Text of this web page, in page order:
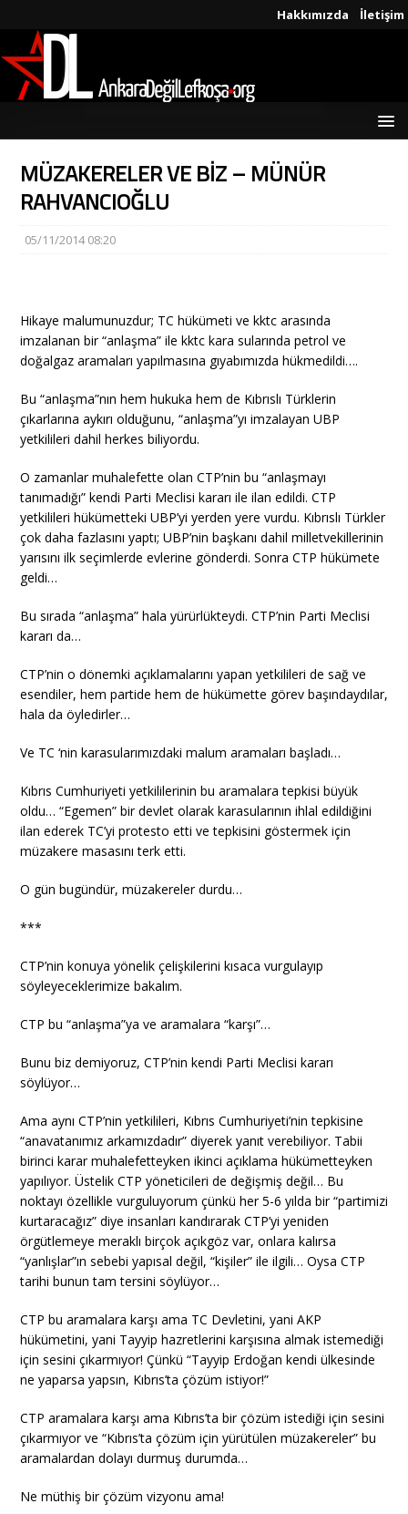
Hakkımızda İletişim
MÜZAKERELER VE BİZ – MÜNÜR
RAHVANCIOĞLU
05/11/2014 08:20
Hikaye malumunuzdur; TC hükümeti ve kktc arasında
imzalanan bir “anlaşma” ile kktc kara sularında petrol ve
doğalgaz aramaları yapılmasına gıyabımızda hükmedildi….
Bu “anlaşma”nın hem hukuka hem de Kıbrıslı Türklerin
çıkarlarına aykırı olduğunu, “anlaşma”yı imzalayan UBP
yetkilileri dahil herkes biliyordu.
O zamanlar muhalefette olan CTP’nin bu “anlaşmayı
tanımadığı” kendi Parti Meclisi kararı ile ilan edildi. CTP
yetkilileri hükümetteki UBP’yi yerden yere vurdu. Kıbrıslı Türkler
çok daha fazlasını yaptı; UBP’nin başkanı dahil milletvekillerinin
yarısını ilk seçimlerde evlerine gönderdi. Sonra CTP hükümete
geldi…
Bu sırada “anlaşma” hala yürürlükteydi. CTP’nin Parti Meclisi
kararı da…
CTP’nin o dönemki açıklamalarını yapan yetkilileri de sağ ve
esendiler, hem partide hem de hükümette görev başındaydılar,
hala da öyledirler…
Ve TC ‘nin karasularımızdaki malum aramaları başladı…
Kıbrıs Cumhuriyeti yetkililerinin bu aramalara tepkisi büyük
oldu… “Egemen” bir devlet olarak karasularının ihlal edildiğini
ilan ederek TC’yi protesto etti ve tepkisini göstermek için
müzakere masasını terk etti.
O gün bugündür, müzakereler durdu…
***
CTP’nin konuya yönelik çelişkilerini kısaca vurgulayıp
söyleyeceklerimize bakalım.
CTP bu “anlaşma”ya ve aramalara “karşı”…
Bunu biz demiyoruz, CTP’nin kendi Parti Meclisi kararı
söylüyor…
Ama aynı CTP’nin yetkilileri, Kıbrıs Cumhuriyeti’nin tepkisine
“anavatanımız arkamızdadır” diyerek yanıt verebiliyor. Tabii
birinci karar muhalefetteyken ikinci açıklama hükümetteyken
yapılıyor. Üstelik CTP yöneticileri de değişmiş değil… Bu
noktayı özellikle vurguluyorum çünkü her 5-6 yılda bir “partimizi
kurtaracağız” diye insanları kandırarak CTP’yi yeniden
örgütlemeye meraklı birçok açıkgöz var, onlara kalırsa
“yanlışlar”ın sebebi yapısal değil, “kişiler” ile ilgili… Oysa CTP
tarihi bunun tam tersini söylüyor…
CTP bu aramalara karşı ama TC Devletini, yani AKP
hükümetini, yani Tayyip hazretlerini karşısına almak istemediği
için sesini çıkarmıyor! Çünkü “Tayyip Erdoğan kendi ülkesinde
ne yaparsa yapsın, Kıbrıs’ta çözüm istiyor!”
CTP aramalara karşı ama Kıbrıs’ta bir çözüm istediği için sesini
çıkarmıyor ve “Kıbrıs’ta çözüm için yürütülen müzakereler” bu
aramalardan dolayı durmuş durumda…
Ne müthiş bir çözüm vizyonu ama!